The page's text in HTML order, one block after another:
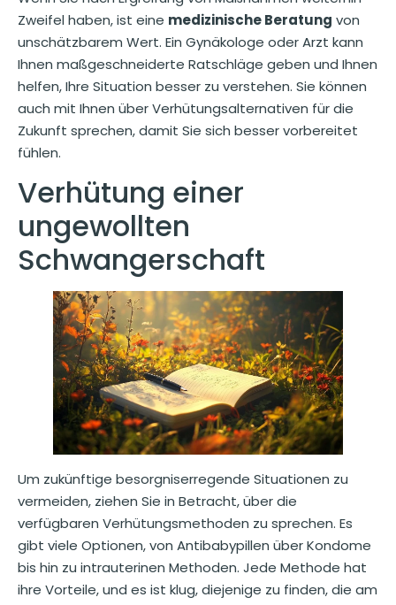
Zweifel haben, ist eine medizinische Beratung von
unschätzbarem Wert. Ein Gynäkologe oder Arzt kann
Ihnen maßgeschneiderte Ratschläge geben und Ihnen
helfen, Ihre Situation besser zu verstehen. Sie können
auch mit Ihnen über Verhütungsalternativen für die
Zukunft sprechen, damit Sie sich besser vorbereitet
fühlen.
Verhütung einer
ungewollten
Schwangerschaft
Um zukünftige besorgniserregende Situationen zu
vermeiden, ziehen Sie in Betracht, über die
verfügbaren Verhütungsmethoden zu sprechen. Es
gibt viele Optionen, von Antibabypillen über Kondome
bis hin zu intrauterinen Methoden. Jede Methode hat
ihre Vorteile, und es ist klug, diejenige zu finden, die am